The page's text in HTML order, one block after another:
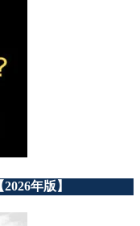
年版】